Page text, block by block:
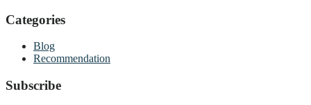
Categories
Blog
Recommendation
Subscribe